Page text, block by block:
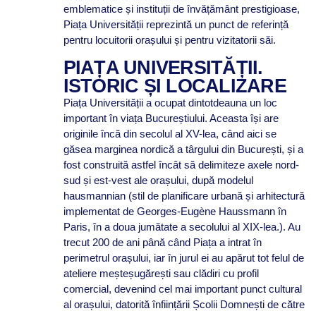
emblematice și instituții de învățământ prestigioase,
Piața Universității reprezintă un punct de referință
pentru locuitorii orașului și pentru vizitatorii săi.
PIAȚA UNIVERSITĂȚII.
ISTORIC ȘI LOCALIZARE
Piața Universității a ocupat dintotdeauna un loc
important în viața Bucureștiului. Aceasta își are
originile încă din secolul al XV-lea, când aici se
găsea marginea nordică a târgului din București, și a
fost construită astfel încât să delimiteze axele nord-
sud și est-vest ale orașului, după modelul
hausmannian (stil de planificare urbană și arhitectură
implementat de Georges-Eugène Haussmann în
Paris, în a doua jumătate a secolului al XIX-lea.). Au
trecut 200 de ani până când Piața a intrat în
perimetrul orașului, iar în jurul ei au apărut tot felul de
ateliere meșteșugărești sau clădiri cu profil
comercial, devenind cel mai important punct cultural
al orașului, datorită înființării Școlii Domnești de către